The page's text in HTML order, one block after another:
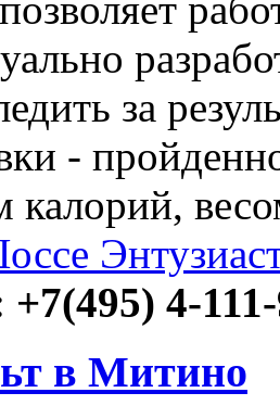
за
-
калорий,
+7(495) 4-
в Митино